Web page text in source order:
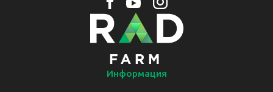
Информация